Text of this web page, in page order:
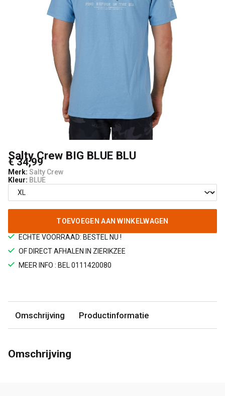
Boardshop
Salty Crew BIG BLUE BLU
€ 34,99
Merk: Salty Crew
Kleur: BLUE
TOEVOEGEN AAN WINKELWAGEN
ECHTE VOORRAAD: BESTEL NU !
OF DIRECT AFHALEN IN ZIERIKZEE
MEER INFO : BEL 0111420080
Omschrijving Productinformatie
Omschrijving